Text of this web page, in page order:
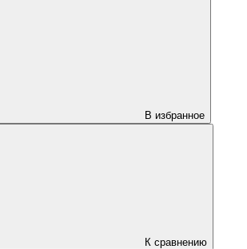
В избранное
К сравнению